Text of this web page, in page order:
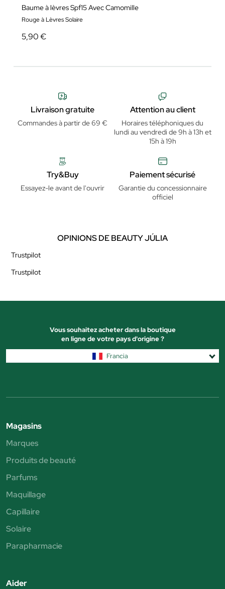
Baume à lèvres Spf15 Avec Camomille
Rouge à Lèvres Solaire
5,90 €
Livraison gratuite
Commandes à partir de 69 €
Attention au client
Horaires téléphoniques du
lundi au vendredi de 9h à 13h et
15h à 19h
Try&Buy
Essayez-le avant de l'ouvrir
Paiement sécurisé
Garantie du concessionnaire
officiel
OPINIONS DE BEAUTY JÚLIA
Trustpilot
Trustpilot
Vous souhaitez acheter dans la boutique
en ligne de votre pays d'origine ?
Francia
Magasins
Marques
Produits de beauté
Parfums
Maquillage
Capillaire
Solaire
Parapharmacie
Aider